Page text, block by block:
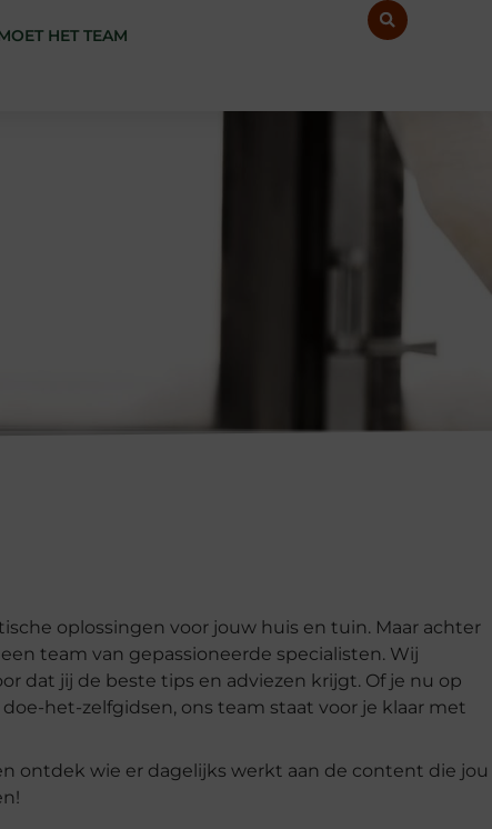
HET TEAM
oplossingen voor jouw huis en tuin. Maar achter
team van gepassioneerde specialisten. Wij
dat jij de beste tips en adviezen krijgt. Of je nu op
het-zelfgidsen, ons team staat voor je klaar met
ontdek wie er dagelijks werkt aan de content die jou